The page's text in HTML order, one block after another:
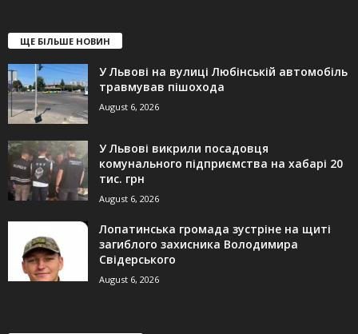
ЩЕ БІЛЬШЕ НОВИН
У Львові на вулиці Любінській автомобіль
травмував пішохода
August 6, 2026
У Львові викрили посадовця
комунального підприємства на хабарі 20
тис. грн
August 6, 2026
Лопатинська громада зустріне на щиті
загиблого захисника Володимира
Свідерського
August 6, 2026